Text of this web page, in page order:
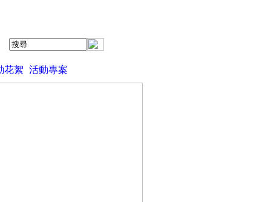
花絮 活動專案